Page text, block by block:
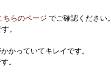
ちらのページ でご確認ください。
。
かっていてキレイです。
。